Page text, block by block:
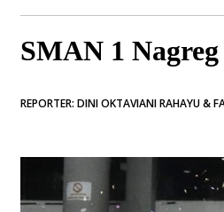
SMAN 1
REPORTER: DINI OKTAVIANI RAHAYU &